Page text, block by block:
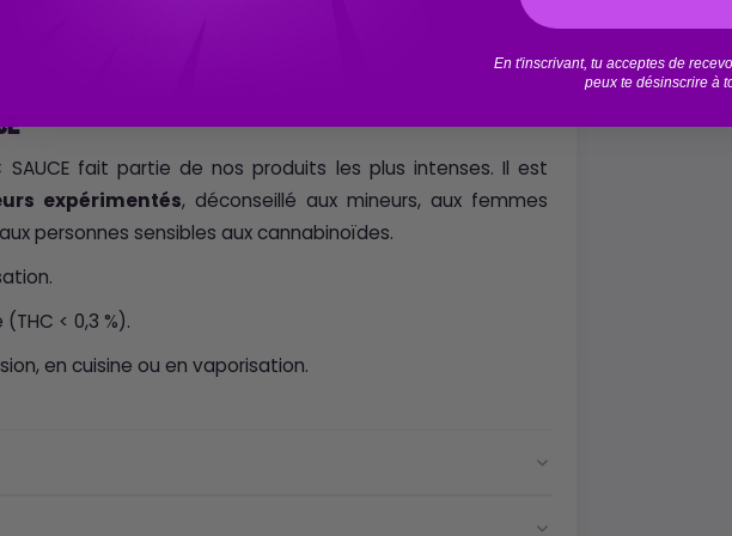
toute la profondeur aromatique, la finesse de la
de la
révèle tout son potentiel.
SAUCE fait partie de nos produits les plus intenses. Il est
expérimentés, déconseillé aux mineurs, aux femmes
personnes sensibles aux cannabinoïdes.
< 0,3 %).
en cuisine ou en vaporisation.
En t'inscrivant, tu acceptes de
peux te désinscrire à